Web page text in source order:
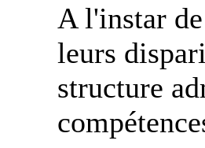
A l'instar
leurs
structure